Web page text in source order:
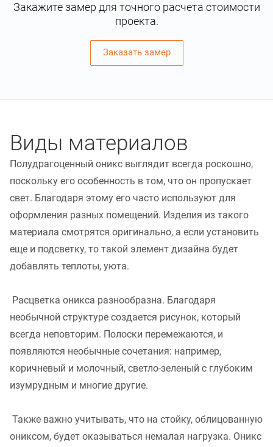
Закажите замер для точного расчета стоимости
проекта.
Заказать замер
Виды материалов
Полудрагоценный оникс выглядит всегда роскошно,
поскольку его особенность в том, что он пропускает
свет. Благодаря этому его часто используют для
оформления разных помещений. Изделия из такого
материала смотрятся оригинально, а если установить
еще и подсветку, то такой элемент дизайна будет
добавлять теплоты, уюта.
Расцветка оникса разнообразна. Благодаря
необычной структуре создается рисунок, который
всегда неповторим. Полоски перемежаются, и
появляются необычные сочетания: например,
коричневый и молочный, светло-зеленый с глубоким
изумрудным и многие другие.
Также важно учитывать, что на стойку, облицованную
ониксом, будет оказываться немалая нагрузка. Оникс